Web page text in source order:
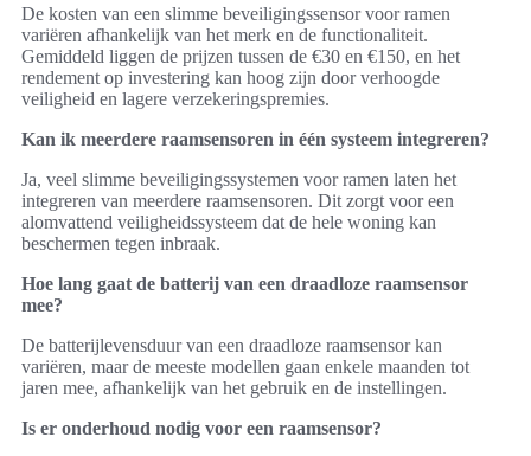
De kosten van een slimme beveiligingssensor voor ramen
variëren afhankelijk van het merk en de functionaliteit.
Gemiddeld liggen de prijzen tussen de €30 en €150, en het
rendement op investering kan hoog zijn door verhoogde
veiligheid en lagere verzekeringspremies.
Kan ik meerdere raamsensoren in één systeem integreren?
Ja, veel slimme beveiligingssystemen voor ramen laten het
integreren van meerdere raamsensoren. Dit zorgt voor een
alomvattend veiligheidssysteem dat de hele woning kan
beschermen tegen inbraak.
Hoe lang gaat de batterij van een draadloze raamsensor
mee?
De batterijlevensduur van een draadloze raamsensor kan
variëren, maar de meeste modellen gaan enkele maanden tot
jaren mee, afhankelijk van het gebruik en de instellingen.
Is er onderhoud nodig voor een raamsensor?